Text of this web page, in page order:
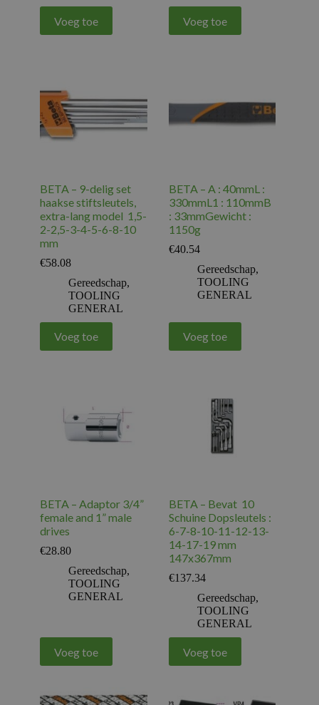
Voeg toe Voeg toe
BETA – 9-delig set
haakse stiftsleutels,
extra-lang model 1,5-
2-2,5-3-4-5-6-8-10
mm
€58.08
Gereedschap,
TOOLING
GENERAL
Voeg toe
BETA – A : 40mmL :
330mmL1 : 110mmB
: 33mmGewicht :
1150g
€40.54
Gereedschap,
TOOLING
GENERAL
Voeg toe
BETA – Adaptor 3/4”
female and 1” male
drives
€28.80
Gereedschap,
TOOLING
GENERAL
Voeg toe
BETA – Bevat 10
Schuine Dopsleutels :
6-7-8-10-11-12-13-
14-17-19 mm
147x367mm
€137.34
Gereedschap,
TOOLING
GENERAL
Voeg toe